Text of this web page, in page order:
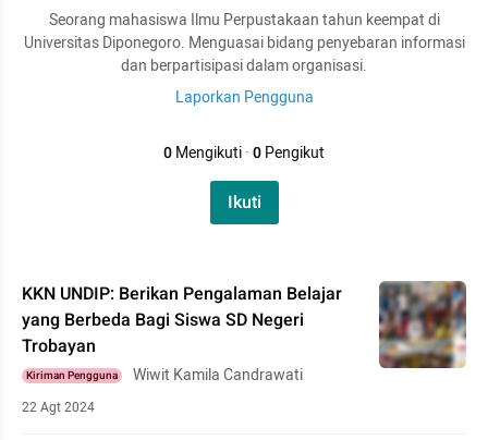
Seorang mahasiswa Ilmu Perpustakaan tahun keempat di
Universitas Diponegoro. Menguasai bidang penyebaran informasi
dan berpartisipasi dalam organisasi.
Laporkan Pengguna
0Mengikuti·0Pengikut
Ikuti
KKN UNDIP: Berikan Pengalaman Belajar
yang Berbeda Bagi Siswa SD Negeri
Trobayan
Kiriman Pengguna Wiwit Kamila Candrawati
22 Agt 2024